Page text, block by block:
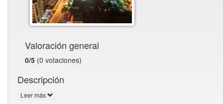
Valoración general
0/5 (0 votaciones)
Descripción
Leer más